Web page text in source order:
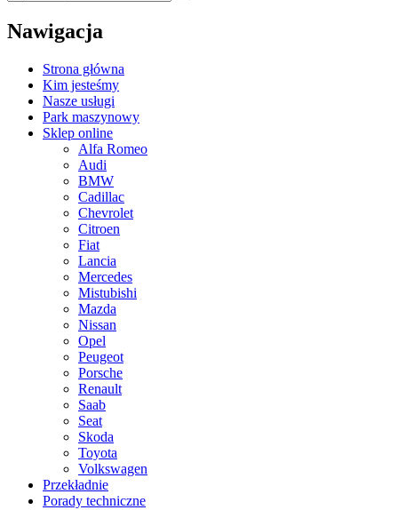
Nawigacja
Strona główna
Kim jesteśmy
Nasze usługi
Park maszynowy
Sklep online
Alfa Romeo
Audi
BMW
Cadillac
Chevrolet
Citroen
Fiat
Lancia
Mercedes
Mistubishi
Mazda
Nissan
Opel
Peugeot
Porsche
Renault
Saab
Seat
Skoda
Toyota
Volkswagen
Przekładnie
Porady techniczne